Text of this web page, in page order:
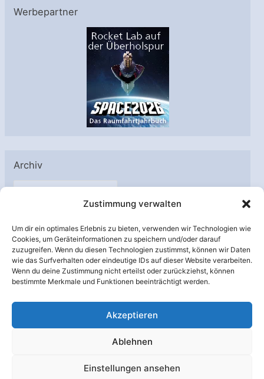
Zustimmung verwalten
Um dir ein optimales Erlebnis zu bieten, verwenden wir Technologien wie
Cookies, um Geräteinformationen zu speichern und/oder darauf
zuzugreifen. Wenn du diesen Technologien zustimmst, können wir Daten
wie das Surfverhalten oder eindeutige IDs auf dieser Website verarbeiten.
Wenn du deine Zustimmung nicht erteilst oder zurückziehst, können
bestimmte Merkmale und Funktionen beeinträchtigt werden.
Akzeptieren
Ablehnen
Einstellungen ansehen
Werbepartner
Archiv
A
h
i
v
Unterstützt von: